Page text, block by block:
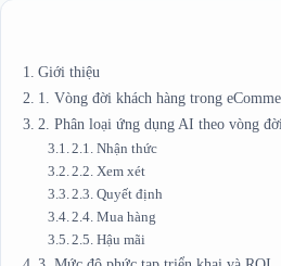
Giới thiệu
1. Vòng đời khách hàng trong
2. Phân loại ứng dụng AI theo vòng
2.1. Nhận thức
2.2. Xem xét
2.3. Quyết định
2.4. Mua hàng
2.5. Hậu mãi